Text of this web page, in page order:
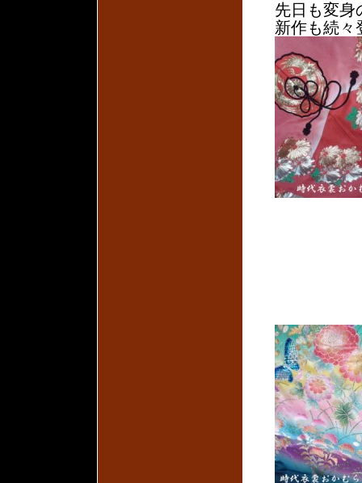
先日も変身
新作も続々